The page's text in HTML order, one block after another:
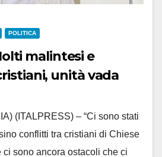
POLITICA
malintesi e
unità vada
(ITALPRESS) – “Ci sono stati
conflitti tra cristiani di Chiese
ci sono ancora ostacoli che ci